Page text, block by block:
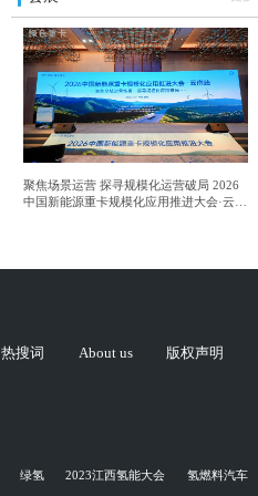
聚焦场景运营 探寻规模化运营破局 2026
中国新能源重卡规模化应用推进大会·云南
热搜词 About us 版权声明
绿氢 2023江西氢能大会 氢燃料汽车